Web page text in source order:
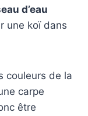
d’eau
une koï dans
couleurs de la
carpe
être